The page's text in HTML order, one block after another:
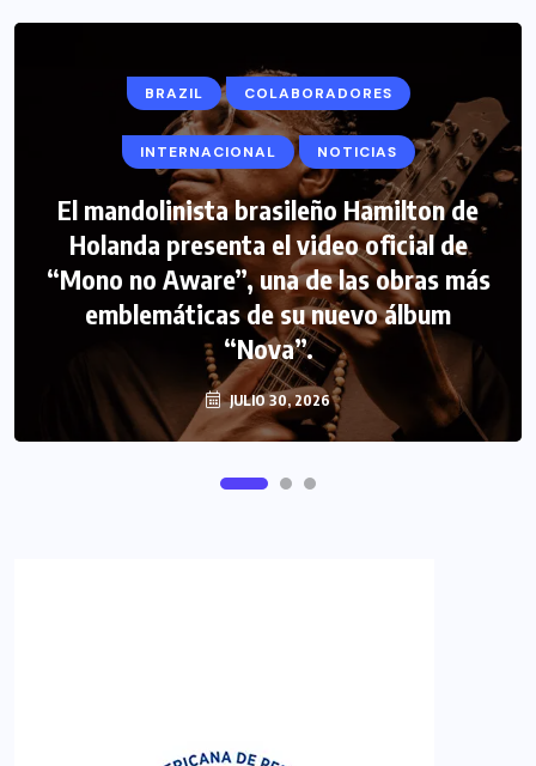
BRAZIL COLABORADORES
INTERNACIONAL NOTICIAS
El mandolinista brasileño Hamilton de
Holanda presenta el video oficial de
“Mono no Aware”, una de las obras más
emblemáticas de su nuevo álbum
“Nova”.
JULIO 30, 2026